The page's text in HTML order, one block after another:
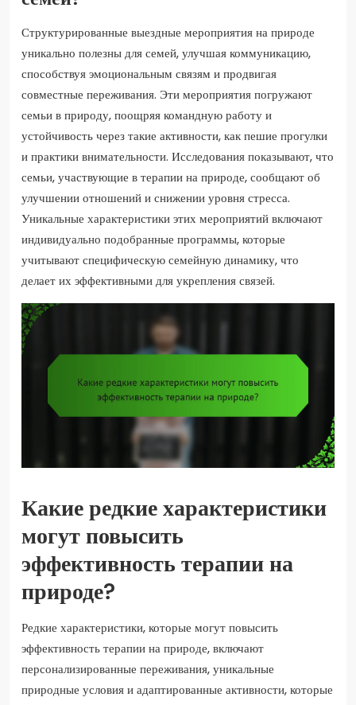
Структурированные выездные мероприятия на природе
уникально полезны для семей, улучшая коммуникацию,
способствуя эмоциональным связям и продвигая
совместные переживания. Эти мероприятия погружают
семьи в природу, поощряя командную работу и
устойчивость через такие активности, как пешие прогулки
и практики внимательности. Исследования показывают, что
семьи, участвующие в терапии на природе, сообщают об
улучшении отношений и снижении уровня стресса.
Уникальные характеристики этих мероприятий включают
индивидуально подобранные программы, которые
учитывают специфическую семейную динамику, что
делает их эффективными для укрепления связей.
Какие редкие характеристики
могут повысить
эффективность терапии на
природе?
Редкие характеристики, которые могут повысить
эффективность терапии на природе, включают
персонализированные переживания, уникальные
природные условия и адаптированные активности, которые